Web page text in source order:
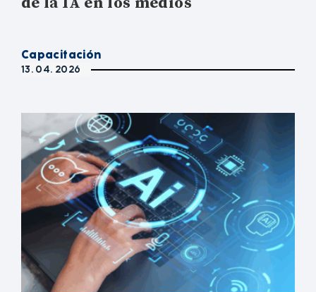
Capacitación
13. 04. 2026